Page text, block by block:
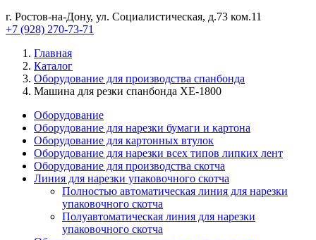
г. Ростов-на-Дону, ул. Социалистическая, д.73 ком.11
+7 (928) 270-73-71
Главная
Каталог
Оборудование для производства спанбонда
Машина для резки спанбонда ХЕ-1800
Оборудование
Оборудование для нарезки бумаги и картона
Оборудование для картонных втулок
Оборудование для нарезки всех типов липких лент
Оборудование для производства скотча
Линия для нарезки упаковочного скотча
Полностью автоматическая линия для нарезки
упаковочного скотча
Полуавтоматическая линия для нарезки
упаковочного скотча